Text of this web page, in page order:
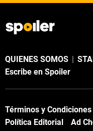
QUIENES SOMOS |
Escribe en Spoiler
Términos y Condiciones
Política Editorial
Ad